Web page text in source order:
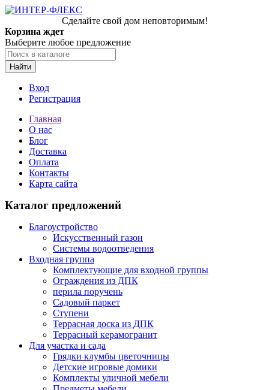
Сделайте свой дом неповторимым!
Корзина ждет
Выберите любое предложение
Найти
Вход
Регистрация
Главная
О нас
Блог
Доставка
Оплата
Контакты
Карта сайта
Каталог предложений
Благоустройство
Искусственный газон
Системы водоотведения
Входная группа
Комплектующие для входной группы
Ограждения из ДПК
перила поручень
Садовый паркет
Ступени
Террасная доска из ДПК
Террасный керамогранит
Для участка и сада
Грядки клумбы цветочницы
Детские игровые домики
Комплекты уличной мебели